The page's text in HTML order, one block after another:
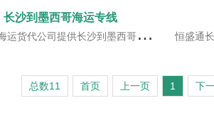
长沙到墨西哥海运专线
墨西哥海运专线服务，价格透明，双清包税，门到门服务，多年墨西哥海运物流专线经验丰富,清关有保障,安全高效! 恒盛通长沙海运拼箱
总数11 首页 上一页 1 下